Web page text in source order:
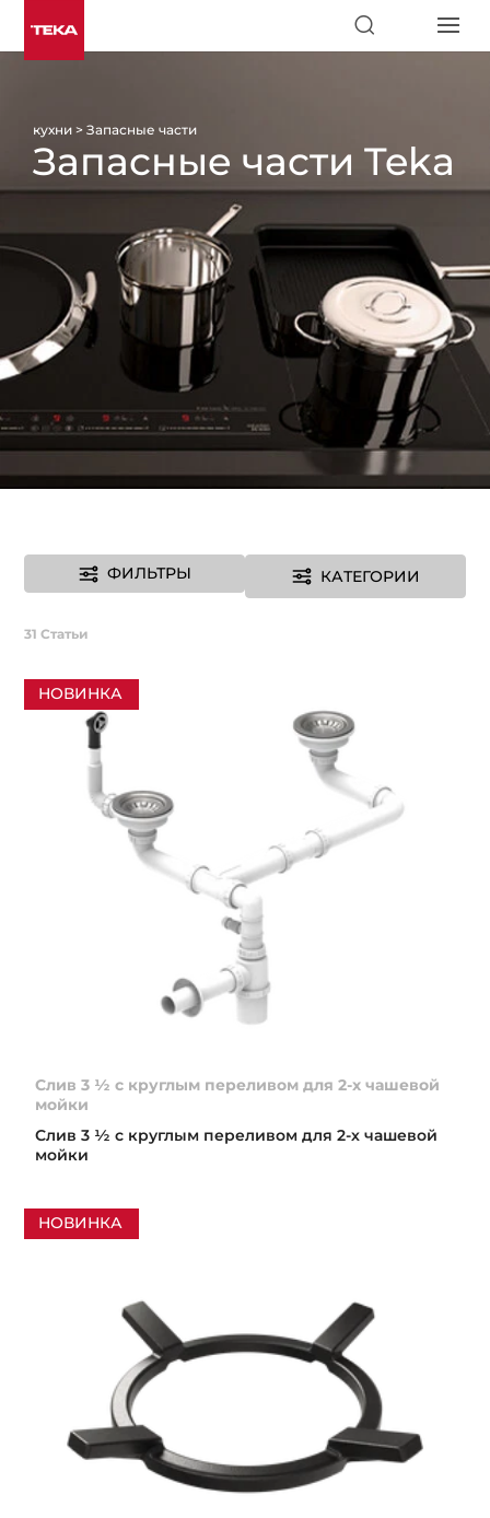
кухни > Запасные части
Запасные части Teka
ФИЛЬТРЫ КАТЕГОРИИ
31 Статьи
НОВИНКА
Слив 3 ½ с круглым переливом для 2-х чашевой
мойки
Слив 3 ½ с круглым переливом для 2-х чашевой
мойки
НОВИНКА